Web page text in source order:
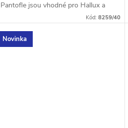
Pantofle jsou vhodné pro Hallux a
mají vyjímatelnou stélku. Šířka: H
Kód: 8259/40
Novinka